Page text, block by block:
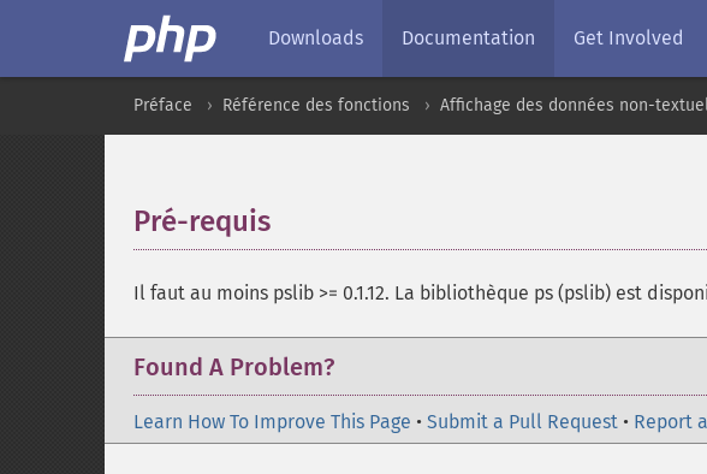
Downloads Documentation Get Involved
Préface Référence des fonctions Affichage des données non-
Pré-requis
Il faut au moins pslib >= 0.1.12. La bibliothèque ps (pslib) est
Found A Problem?
Learn How To Improve This Page • Submit a Pull Request • Report